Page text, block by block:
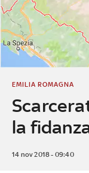
la
EMILIA ROMAGNA
14 nov 2018 - 09:40